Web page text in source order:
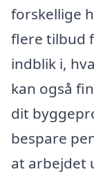
forskellige
flere tilbud
indblik i,
kan også
dit
bespare
at arbejdet